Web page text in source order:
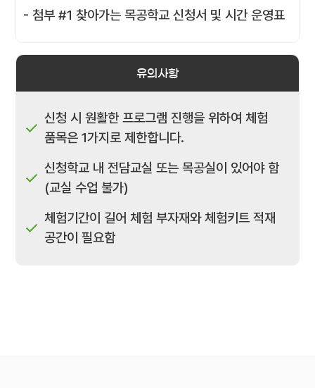
- 첨부 #1 찾아가는 목공학교 신청서 및 시간 운영표
유의사항
신청 시 원활한 프로그램 진행을 위하여 체험
품목은 1가지로 제한합니다.
신청학교 내 전담교실 또는 목공실이 있어야 함
(교실 수업 불가)
체험기간이 길어 체험 부자재와 체험키트 적재
공간이 필요함